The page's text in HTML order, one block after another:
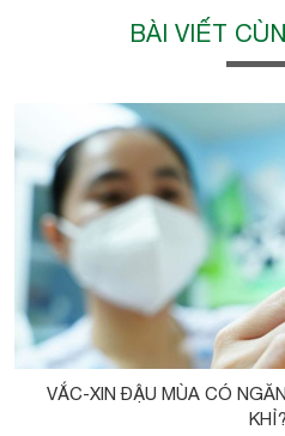
BÀI VIẾT
VẮC-XIN ĐẬU MÙA CÓ
KHỈ?